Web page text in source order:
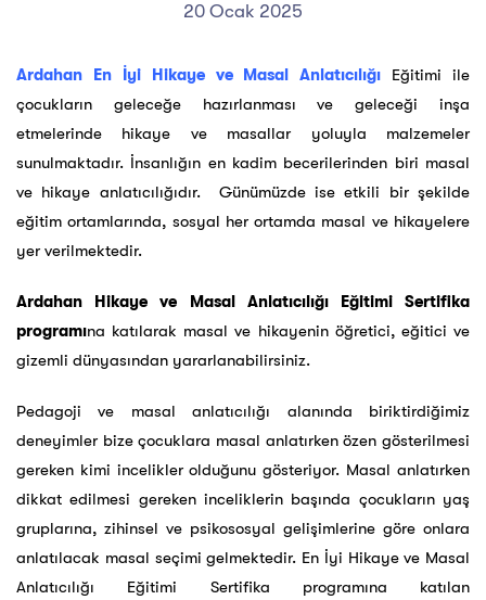
20 Ocak 2025
Ardahan En İyi Hikaye ve Masal Anlatıcılığı Eğitimi ile
çocukların geleceğe hazırlanması ve geleceği inşa
etmelerinde hikaye ve masallar yoluyla malzemeler
sunulmaktadır. İnsanlığın en kadim becerilerinden biri masal
ve hikaye anlatıcılığıdır. Günümüzde ise etkili bir şekilde
eğitim ortamlarında, sosyal her ortamda masal ve hikayelere
yer verilmektedir.
Ardahan Hikaye ve Masal Anlatıcılığı Eğitimi Sertifika
programına katılarak masal ve hikayenin öğretici, eğitici ve
gizemli dünyasından yararlanabilirsiniz.
Pedagoji ve masal anlatıcılığı alanında biriktirdiğimiz
deneyimler bize çocuklara masal anlatırken özen gösterilmesi
gereken kimi incelikler olduğunu gösteriyor. Masal anlatırken
dikkat edilmesi gereken inceliklerin başında çocukların yaş
gruplarına, zihinsel ve psikososyal gelişimlerine göre onlara
anlatılacak masal seçimi gelmektedir. En İyi Hikaye ve Masal
Anlatıcılığı Eğitimi Sertifika programına katılan